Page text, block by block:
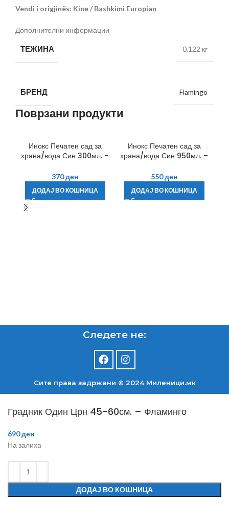
Vendi i origjinës: Kine / Bashkimi Europian
Дополнителни информации
ТЕЖИНА 0.122 кг
БРЕНД Flamingo
Поврзани продукти
Инокс Печатен сад за
храна/вода Син 300мл. –
370ден
ДОДАЈ ВО КОШНИЦА
Инокс Печатен сад за
храна/вода Син 950мл. –
550ден
ДОДАЈ ВО КОШНИЦА
Следете не:
Сите права задржани © 2024 Mиленици.мк
Градник Один Црн 45-60см. – Фламинго
690ден
На залиха
ДОДАЈ ВО КОШНИЦА